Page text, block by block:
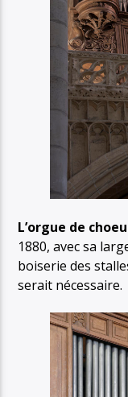
L’orgue de
1880, avec sa
boiserie des
serait nécessaire.